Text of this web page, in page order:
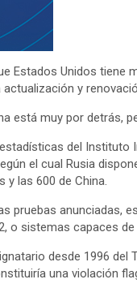
Estados Unidos
y
está muy por detrás,
del
el cual Rusia
y las 600 de China.
pruebas anunciadas,
o sistemas capaces
desde 1996
una violación